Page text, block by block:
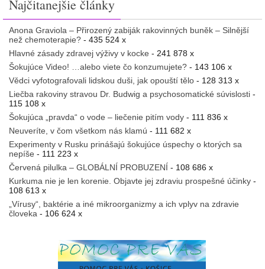
Najčitanejšie články
Anona Graviola – Přirozený zabiják rakovinných buněk – Silnější
než chemoterapie? - 435 524 x
Hlavné zásady zdravej výživy v kocke - 241 878 x
Šokujúce Video! …alebo viete čo konzumujete? - 143 106 x
Vědci vyfotografovali lidskou duši, jak opouští tělo - 128 313 x
Liečba rakoviny stravou Dr. Budwig a psychosomatické súvislosti -
115 108 x
Šokujúca „pravda“ o vode – liečenie pitím vody - 111 836 x
Neuveríte, v čom všetkom nás klamú - 111 682 x
Experimenty v Rusku prinášajú šokujúce úspechy o ktorých sa
nepíše - 111 223 x
Červená pilulka – GLOBÁLNÍ PROBUZENÍ - 108 686 x
Kurkuma nie je len korenie. Objavte jej zdraviu prospešné účinky -
108 613 x
„Vírusy“, baktérie a iné mikroorganizmy a ich vplyv na zdravie
človeka - 106 624 x